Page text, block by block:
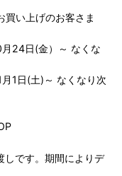
い上げのお客さま
日(金）～ なくな
(土)～ なくなり次
です。期間によりデ